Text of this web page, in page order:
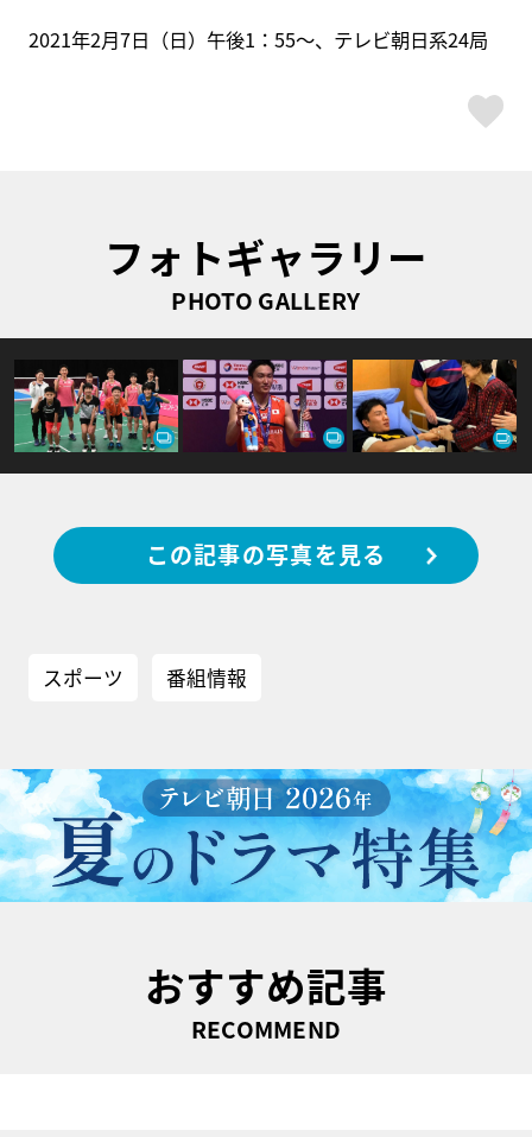
2021年2月7日（日）午後1：55～、テレビ朝日系24局
フォトギャラリー
PHOTO GALLERY
この記事の写真を見る
スポーツ 番組情報
おすすめ記事
RECOMMEND